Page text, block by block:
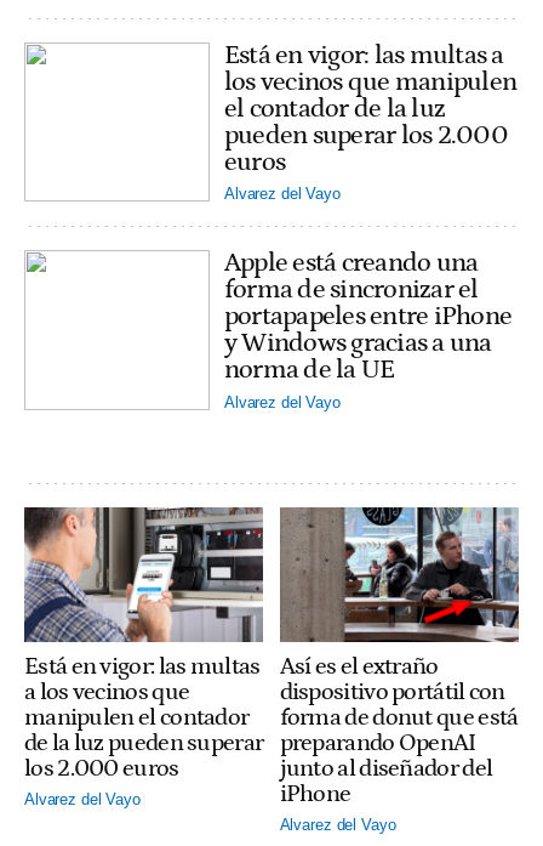
Está en vigor: las multas a
los vecinos que manipulen
el contador de la luz
pueden superar los 2.000
euros
Alvarez del Vayo
Apple está creando una
forma de sincronizar el
portapapeles entre iPhone
y Windows gracias a una
norma de la UE
Alvarez del Vayo
Está en vigor: las multas
a los vecinos que
manipulen el contador
de la luz pueden superar
los 2.000 euros
Alvarez del Vayo
Así es el extraño
dispositivo portátil con
forma de donut que está
preparando OpenAI
junto al diseñador del
iPhone
Alvarez del Vayo